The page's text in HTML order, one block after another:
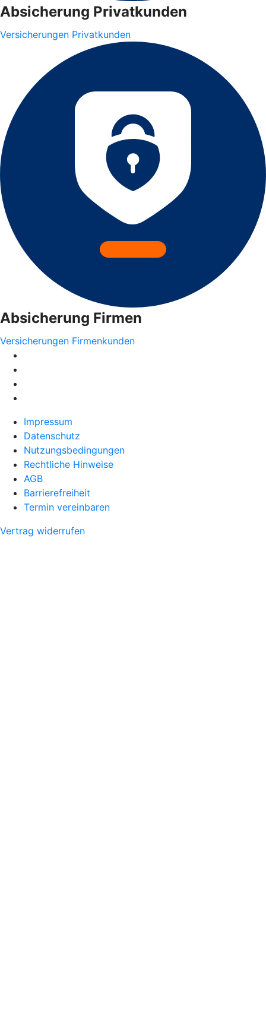
Absicherung Privatkunden
Versicherungen Privatkunden
Absicherung Firmen
Versicherungen Firmenkunden
Impressum
Datenschutz
Nutzungsbedingungen
Rechtliche Hinweise
AGB
Barrierefreiheit
Termin vereinbaren
Vertrag widerrufen